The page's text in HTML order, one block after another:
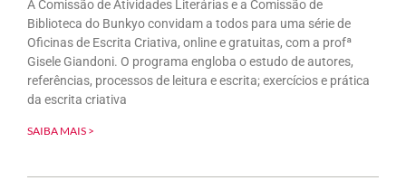
A Comissão de Atividades Literárias e a Comissão de
Biblioteca do Bunkyo convidam a todos para uma série de
Oficinas de Escrita Criativa, online e gratuitas, com a profª
Gisele Giandoni. O programa engloba o estudo de autores,
referências, processos de leitura e escrita; exercícios e prática
da escrita criativa
SAIBA MAIS >